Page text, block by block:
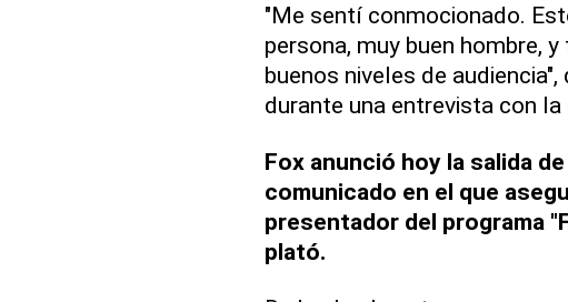
"Me sentí conmocionado.
persona, muy buen hombre,
buenos niveles de
durante una entrevista con
Fox anunció hoy la salida
comunicado en el que
presentador del programa
plató.